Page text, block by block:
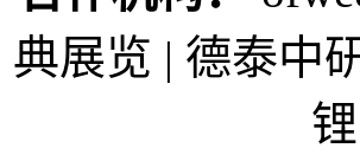
典展览 | 德泰中